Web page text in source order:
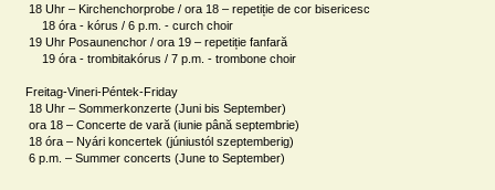
Freitag-Vineri-Péntek-Friday
6 p.m. – Summer concerts (June to September)